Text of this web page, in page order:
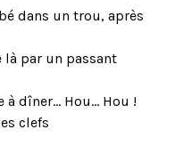
dans un trou, après
là par un passant
dîner... Hou... Hou !
clefs